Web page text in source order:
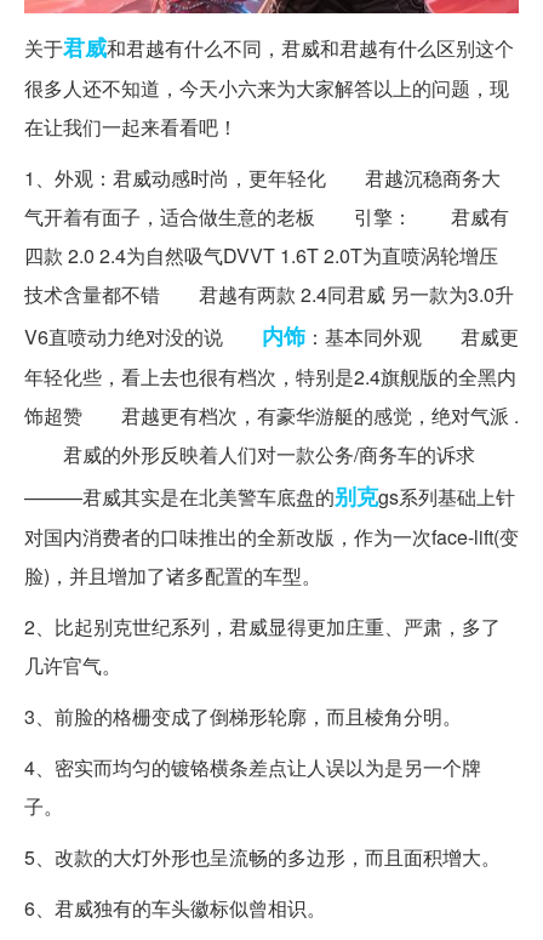
关于君威和君越有什么不同，君威和君越有什么区别这个
很多人还不知道，今天小六来为大家解答以上的问题，现
在让我们一起来看看吧！
1、外观：君威动感时尚，更年轻化 君越沉稳商务大
气开着有面子，适合做生意的老板 引擎： 君威有
四款 2.0 2.4为自然吸气DVVT 1.6T 2.0T为直喷涡轮增压
技术含量都不错 君越有两款 2.4同君威 另一款为3.0升
V6直喷动力绝对没的说 内饰 ：基本同外观 君威更
年轻化些，看上去也很有档次，特别是2.4旗舰版的全黑内
饰超赞 君越更有档次，有豪华游艇的感觉，绝对气派 .
君威的外形反映着人们对一款公务/商务车的诉求
———君威其实是在北美警车底盘的别克gs系列基础上针
对国内消费者的口味推出的全新改版，作为一次face-lift(变
脸)，并且增加了诸多配置的车型。
2、比起别克世纪系列，君威显得更加庄重、严肃，多了
几许官气。
3、前脸的格栅变成了倒梯形轮廓，而且棱角分明。
4、密实而均匀的镀铬横条差点让人误以为是另一个牌
子。
5、改款的大灯外形也呈流畅的多边形，而且面积增大。
6、君威独有的车头徽标似曾相识。